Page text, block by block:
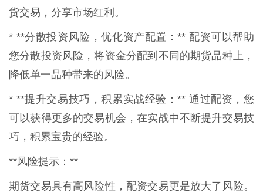
货交易，分享市场红利。
* **分散投资风险，优化资产配置：** 配资可以帮助
您分散投资风险，将资金分配到不同的期货品种上，
降低单一品种带来的风险。
* **提升交易技巧，积累实战经验：** 通过配资，您
可以获得更多的交易机会，在实战中不断提升交易技
巧，积累宝贵的经验。
**风险提示：**
期货交易具有高风险性，配资交易更是放大了风险。